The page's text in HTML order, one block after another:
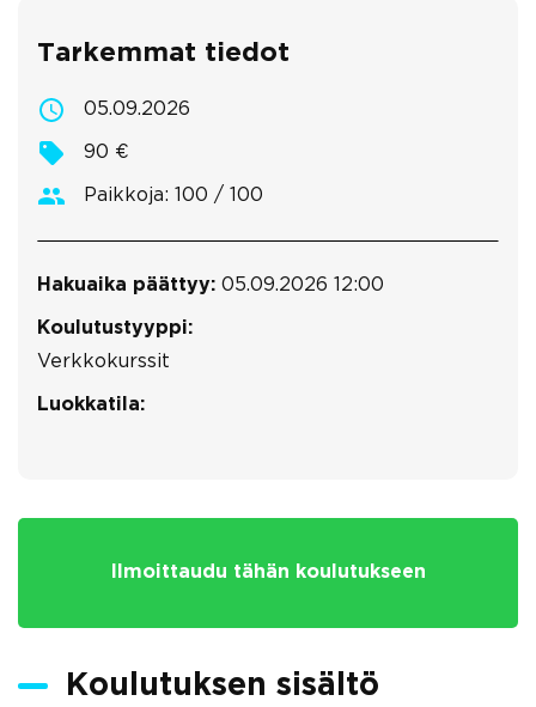
Tarkemmat tiedot
05.09.2026
90 €
Paikkoja: 100 / 100
Hakuaika päättyy: 05.09.2026 12:00
Koulutustyyppi:
Verkkokurssit
Luokkatila:
Ilmoittaudu tähän koulutukseen
Koulutuksen sisältö